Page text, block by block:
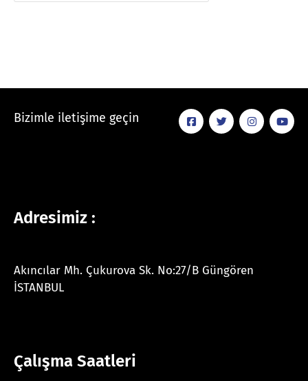
Bizimle iletişime geçin
Adresimiz :
Akıncılar Mh. Çukurova Sk. No:27/B Güngören
İSTANBUL
Çalışma Saatleri